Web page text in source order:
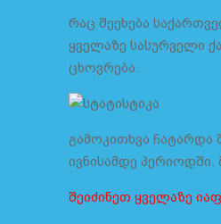
რაც შეეხება
ყველაზე სასურველი
ცხოვრება.
გამოკითხვა ჩატარდა
ივნისამდე პერიოდში.
შეიძინეთ ყველაზე